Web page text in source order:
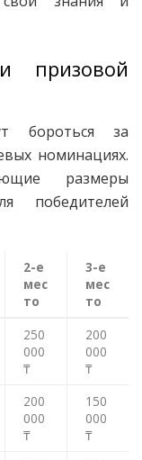
призовой
бороться за
номинациях.
размеры
победителей
2-е
мес
то
3-е
мес
то
250
000
₸
200
000
₸
200
000
₸
150
000
₸